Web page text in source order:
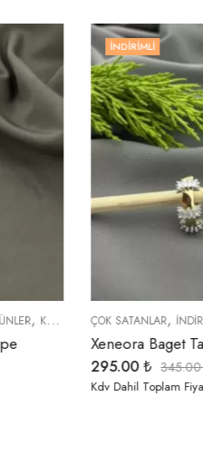
ÜRÜNLER
ÜRÜNLER KÜPELER,ÖZEL SERİLER
Gold Küpe